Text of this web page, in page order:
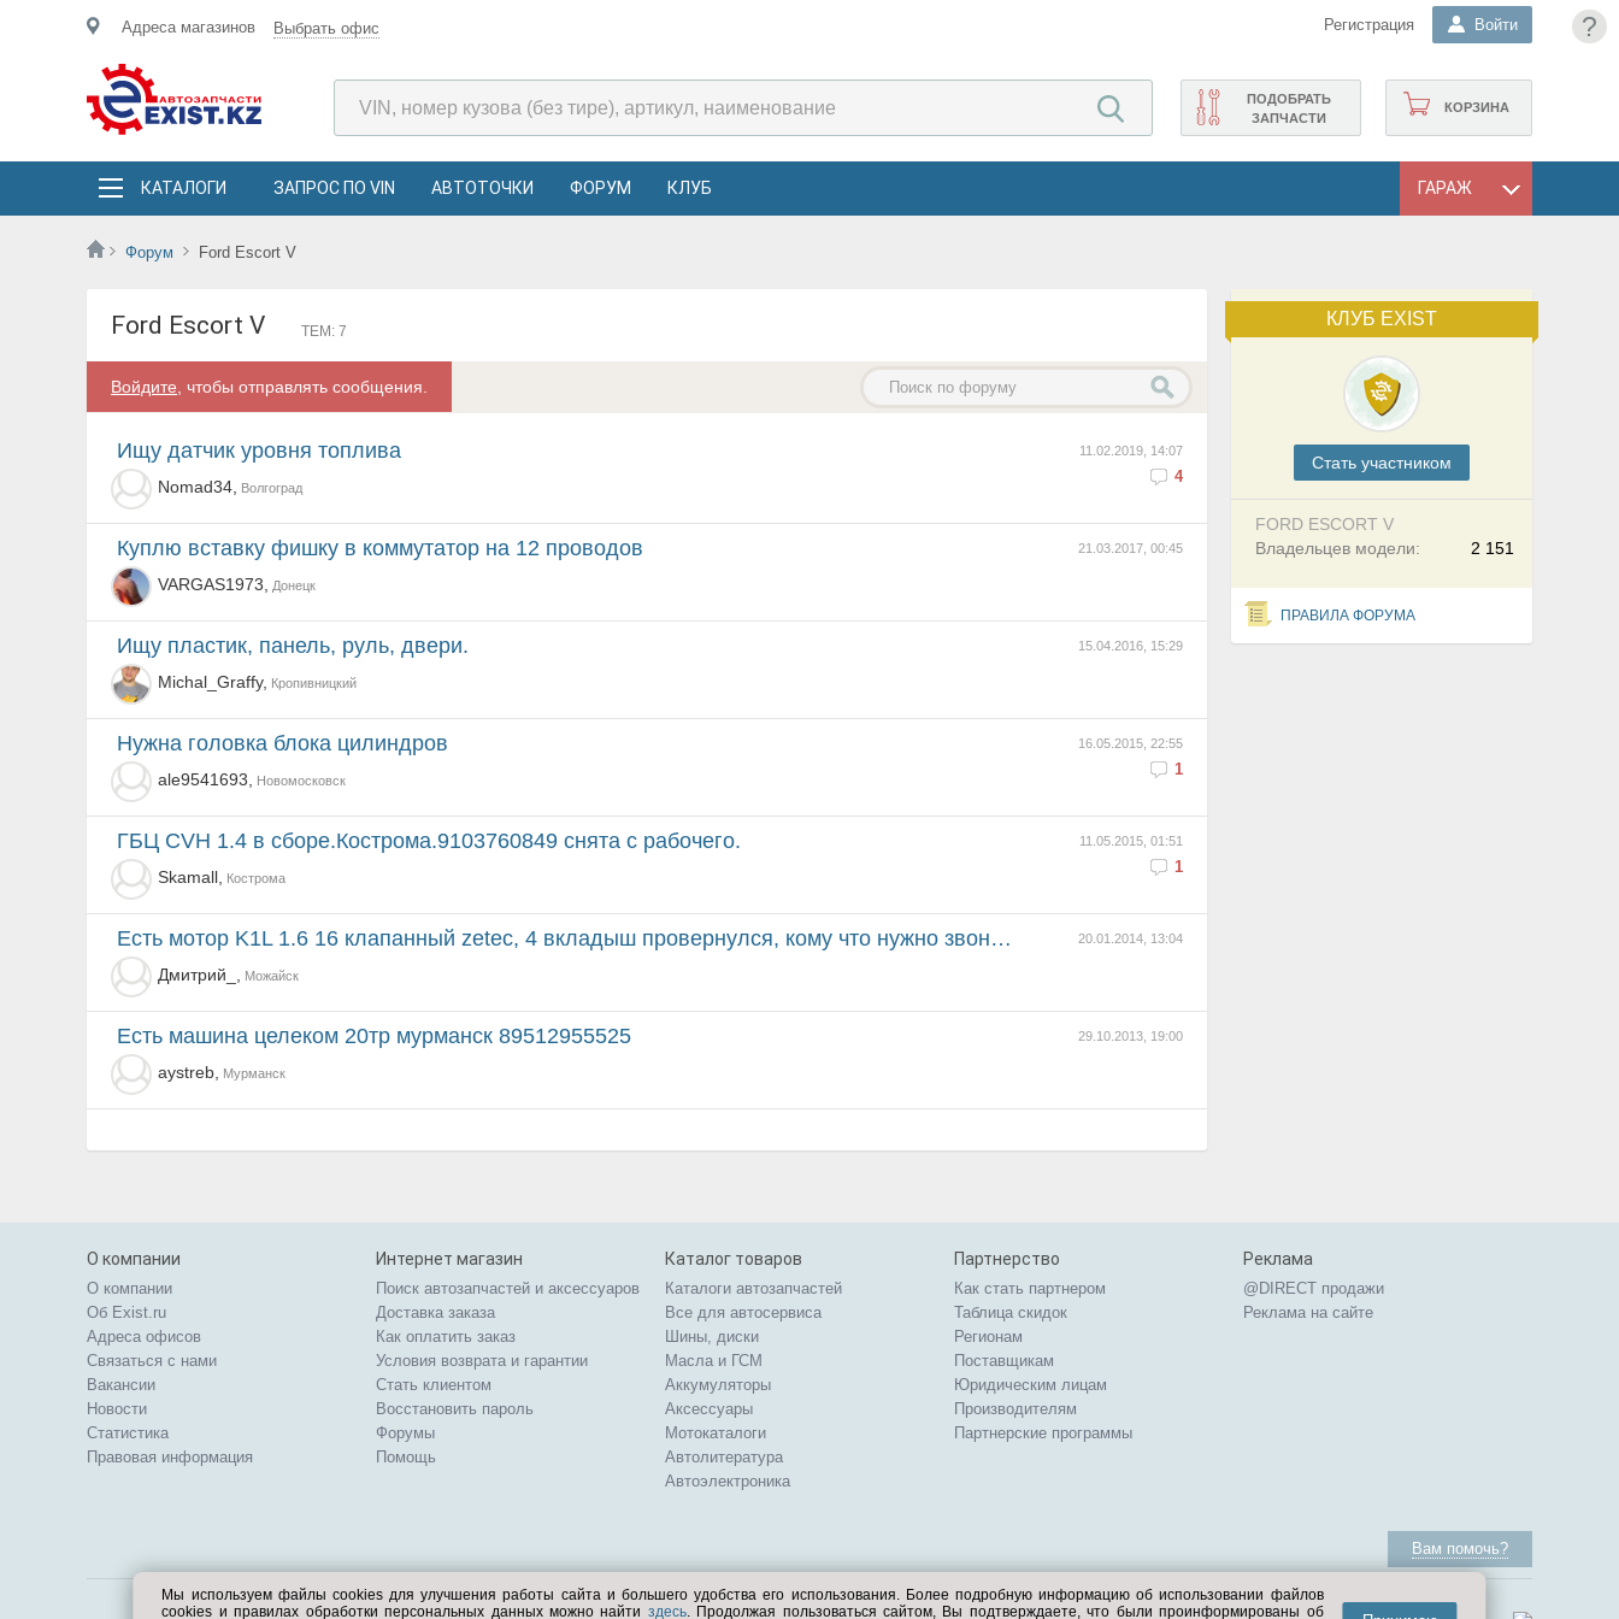
?
Адреса магазинов Выбрать офис Регистрация Войти
КОРЗИНА
ПОДОБРАТЬ
ЗАПЧАСТИ
КАТАЛОГИ ЗАПРОС ПО VIN АВТОТОЧКИ ФОРУМ КЛУБ ГАРАЖ
Форум Ford Escort V
КЛУБ EXIST
Cтать участником
FORD ESCORT V
2 151
Владельцев модели:
ПРАВИЛА ФОРУМА
Ford Escort V ТЕМ: 7
Войдите , чтобы отправлять сообщения.
11.02.2019, 14:07
4
Ищу датчик уровня топлива
Nomad34, Волгоград
21.03.2017, 00:45
куплю вставку фишку в коммутатор на 12 проводов
VARGAS1973, Донецк
15.04.2016, 15:29
Ищу пластик, панель, руль, двери.
Michal_Graffy, Кропивницкий
16.05.2015, 22:55
1
нужна головка блока цилиндров
ale9541693, Новомосковск
11.05.2015, 01:51
1
ГБЦ СVH 1.4 в сборе.Кострома.9103760849 снята с рабочего.
Skamall, Кострома
20.01.2014, 13:04
Есть мотор K1L 1.6 16 клапанный zetec, 4 вкладыш провернулся, кому что нужно звоните.
Дмитрий_, Можайск
29.10.2013, 19:00
есть машина целеком 20тр мурманск 89512955525
aystreb, Мурманск
О компании
О компании
Об Exist.ru
Адреса офисов
Связаться с нами
Вакансии
Новости
Статистика
Правовая информация
Интернет магазин
Поиск автозапчастей и аксессуаров
Доставка заказа
Как оплатить заказ
Условия возврата и гарантии
Стать клиентом
Восстановить пароль
Форумы
Помощь
Каталог товаров
Каталоги автозапчастей
Все для автосервиса
Шины, диски
Масла и ГСМ
Аккумуляторы
Аксессуары
Мотокаталоги
Автолитература
Автоэлектроника
Партнерство
Как стать партнером
Таблица скидок
Регионам
Поставщикам
Юридическим лицам
Производителям
Партнерские программы
Реклама
@DIRECT продажи
Реклама на сайте
Вам помочь?
Мы используем файлы cookies для улучшения работы сайта и большего удобства его использования. Более подробную информацию об использовании файлов
cookies и правилах обработки персональных данных можно найти здесь. Продолжая пользоваться сайтом, Вы подтверждаете, что были проинформированы об